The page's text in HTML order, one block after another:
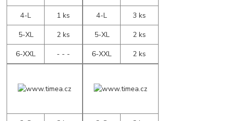
4-L
1 ks
5-XL
2 ks
6-XXL
- - -
4-L
3 ks
5-XL
2 ks
6-XXL
2 ks